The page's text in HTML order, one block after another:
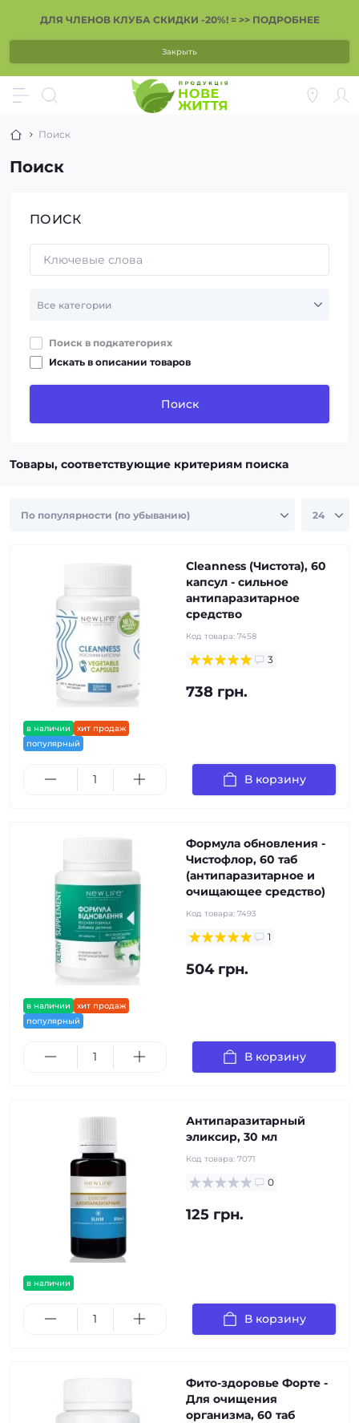
ДЛЯ ЧЛЕНОВ КЛУБА СКИДКИ -20%! = >> ПОДРОБНЕЕ
Закрыть
Поиск
Поиск
ПОИСК
Поиск в подкатегориях
Искать в описании товаров
Поиск
Товары, соответствующие критериям поиска
в наличии
хит продаж
популярный
Cleanness (Чистота), 60
капсул - сильное
антипаразитарное
средство
Код товара: 7458
3
738 грн.
В корзину
в наличии
хит продаж
популярный
Формула обновления -
Чистофлор, 60 таб
(антипаразитарное и
очищающее средство)
Код товара: 7493
1
504 грн.
В корзину
в наличии
Антипаразитарный
эликсир, 30 мл
Код товара: 7071
0
125 грн.
В корзину
Фито-здоровье Форте -
Для очищения
организма, 60 таб